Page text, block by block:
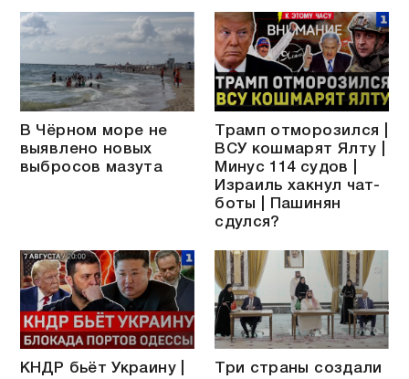
В Чёрном море не
выявлено новых
выбросов мазута
Трамп отморозился |
ВСУ кошмарят Ялту |
Минус 114 судов |
Израиль хакнул чат-
боты | Пашинян
сдулся?
КНДР бьёт Украину |
Три страны создали